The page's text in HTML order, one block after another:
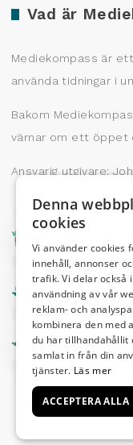
Vad är
Mediekompass är
använda tidningar i
Bakom
värnar om ett öppet
Ansvarig utgivare:
Lektionstips
Nutidskryss
Denna
cookies
Vi använder cookies
innehåll, annonser
trafik. Vi delar också
användning av vår
reklam- och
kombinera den med
du har tillhandahållit
samlat in från din
tjänster. Läs mer
ACCEPTERA ALLA